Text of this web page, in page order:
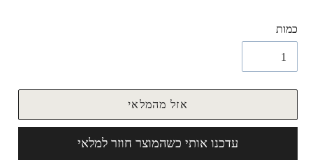
כמות
אזל מהמלאי
עדכנו אותי כשהמוצר חוזר למלאי